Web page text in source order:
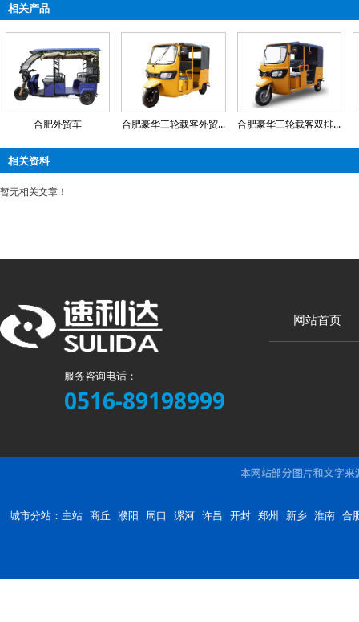
相关产品
合肥外贸车 合肥豪华三轮载客外贸... 合肥豪华三轮载客双排...
相关资料
暂无相关文章！
服务咨询电话：
0516-89198999
网站首页
城市分站： 主站 商丘 濮阳 周口 漯河 许昌 开封 郑州 新乡 淮南 合